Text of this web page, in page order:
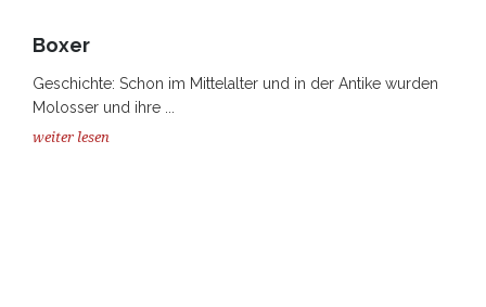
Boxer
Geschichte: Schon im Mittelalter und in der Antike wurden
Molosser und ihre ...
weiter lesen